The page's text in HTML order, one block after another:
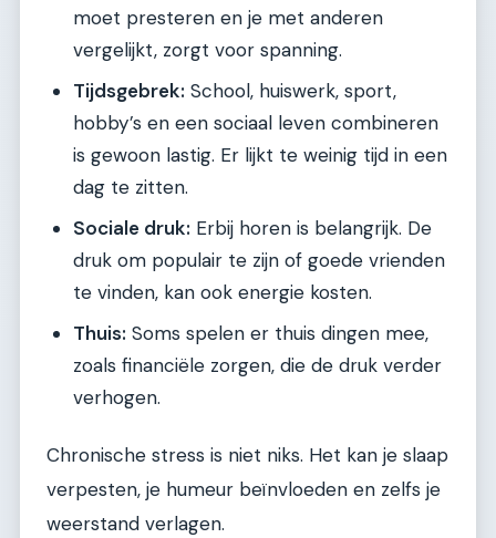
moet presteren en je met anderen
vergelijkt, zorgt voor spanning.
Tijdsgebrek: School, huiswerk, sport,
hobby’s en een sociaal leven combineren
is gewoon lastig. Er lijkt te weinig tijd in een
dag te zitten.
Sociale druk: Erbij horen is belangrijk. De
druk om populair te zijn of goede vrienden
te vinden, kan ook energie kosten.
Thuis: Soms spelen er thuis dingen mee,
zoals financiële zorgen, die de druk verder
verhogen.
Chronische stress is niet niks. Het kan je slaap
verpesten, je humeur beïnvloeden en zelfs je
weerstand verlagen.